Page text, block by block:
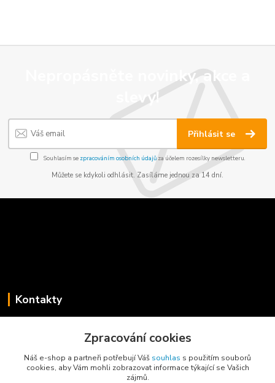
Nepropásněte novinky, akce a
slevy!
Přihlásit se
Souhlasím se zpracováním osobních údajůza účelem rozesílky newsletteru.
Můžete se kdykoli odhlásit. Zasíláme jednou za 14 dní.
Kontakty
+420 775 734 715
info@privesyblyss.cz
Zpracování cookies
Náš e-shop a partneři potřebují Váš souhlas s použitím souborů
cookies, aby Vám mohli zobrazovat informace týkající se Vašich
zájmů.